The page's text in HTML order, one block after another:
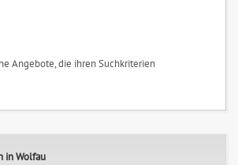
Angebote, die ihren Suchkriterien
in Wolfau